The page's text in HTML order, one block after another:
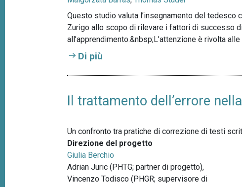
Questo studio valuta l’insegnamento del tedesco
Zurigo allo scopo di rilevare i fattori di successo
all’apprendimento.&nbsp;L’attenzione è rivolta
Di più
Il trattamento dell’errore
Un confronto tra pratiche di correzione di testi
Direzione del progetto
Giulia Berchio
Adrian Juric (PHTG; partner di progetto),
Vincenzo Todisco (PHGR; supervisore di